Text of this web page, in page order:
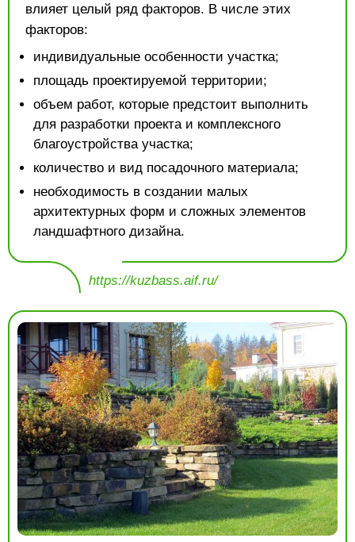
влияет целый ряд факторов. В числе этих
факторов:
индивидуальные особенности участка;
площадь проектируемой территории;
объем работ, которые предстоит выполнить
для разработки проекта и комплексного
благоустройства участка;
количество и вид посадочного материала;
необходимость в создании малых
архитектурных форм и сложных элементов
ландшафтного дизайна.
https://kuzbass.aif.ru/